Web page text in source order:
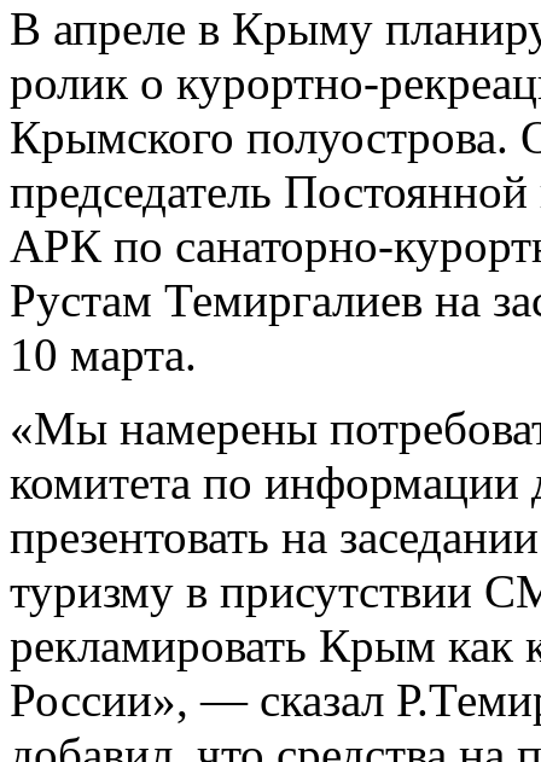
В апреле в Крыму
ролик о курортно-
Крымского полуострова.
председатель
АРК по санаторно-
Рустам Темиргалиев на
10 марта.
«Мы намерены
комитета по информации
презентовать на
туризму в присутствии
рекламировать Крым как
России», — сказал